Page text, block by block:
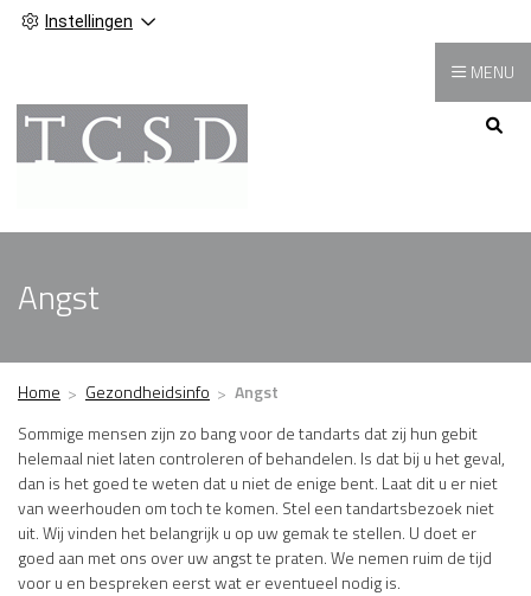
Instellingen
Hoofdmenu
MENU
Angst
Home Gezondheidsinfo
Angst
Sommige mensen zijn zo bang voor de tandarts dat zij hun gebit
helemaal niet laten controleren of behandelen. Is dat bij u het geval,
dan is het goed te weten dat u niet de enige bent. Laat dit u er niet
van weerhouden om toch te komen. Stel een tandartsbezoek niet
uit. Wij vinden het belangrijk u op uw gemak te stellen. U doet er
goed aan met ons over uw angst te praten. We nemen ruim de tijd
voor u en bespreken eerst wat er eventueel nodig is.